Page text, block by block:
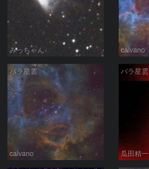
みっちゃん calvano
バラ星雲
calvano 瓜田精一